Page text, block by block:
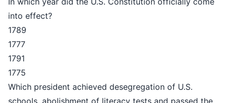
into effect?
1789
1777
1791
1775
Which president achieved desegregation of U.S.
schools, abolishment of literacy tests and passed the